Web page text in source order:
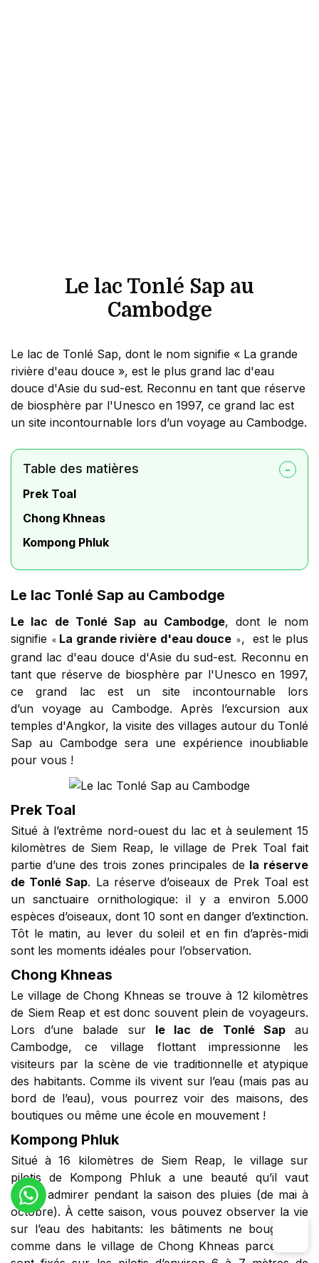
Le lac Tonlé Sap au
Cambodge
Le lac de Tonlé Sap, dont le nom signifie « La grande
rivière d'eau douce », est le plus grand lac d'eau
douce d'Asie du sud-est. Reconnu en tant que réserve
de biosphère par l'Unesco en 1997, ce grand lac est
un site incontournable lors d’un voyage au Cambodge.
Table des matières
Prek Toal
Chong Khneas
Kompong Phluk
Le lac Tonlé Sap au Cambodge
Le lac de Tonlé Sap au Cambodge, dont le nom
signifie « La grande rivière d'eau douce », est le plus
grand lac d'eau douce d'Asie du sud-est. Reconnu en
tant que réserve de biosphère par l'Unesco en 1997,
ce grand lac est un site incontournable lors
d’un voyage au Cambodge. Après l’excursion aux
temples d'Angkor, la visite des villages autour du Tonlé
Sap au Cambodge sera une expérience inoubliable
pour vous !
Prek Toal
Situé à l’extrême nord-ouest du lac et à seulement 15
kilomètres de Siem Reap, le village de Prek Toal fait
partie d’une des trois zones principales de la réserve
de Tonlé Sap. La réserve d’oiseaux de Prek Toal est
un sanctuaire ornithologique: il y a environ 5.000
espèces d’oiseaux, dont 10 sont en danger d’extinction.
Tôt le matin, au lever du soleil et en fin d’après-midi
sont les moments idéales pour l’observation.
Chong Khneas
Le village de Chong Khneas se trouve à 12 kilomètres
de Siem Reap et est donc souvent plein de voyageurs.
Lors d’une balade sur le lac de Tonlé Sapau
Cambodge, ce village flottant impressionne les
visiteurs par la scène de vie traditionnelle et atypique
des habitants. Comme ils vivent sur l’eau (mais pas au
bord de l’eau), vous pourrez voir des maisons, des
boutiques ou même une école en mouvement !
Kompong Phluk
Situé à 16 kilomètres de Siem Reap, le village sur
pilotis de Kompong Phluk a une beauté qu’il vaut
mieux admirer pendant la saison des pluies (de mai à
octobre). À cette saison, vous pouvez observer la vie
sur l’eau des habitants: les bâtiments ne bouge pas
comme dans le village de Chong Khneas parce qu’ils